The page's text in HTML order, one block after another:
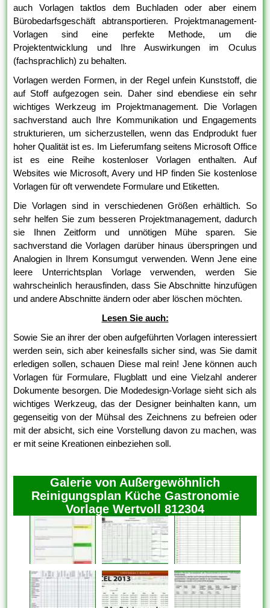
auch Vorlagen taktlos dem Buchladen oder aber einem
Bürobedarfsgeschäft abtransportieren. Projektmanagement-
Vorlagen sind eine perfekte Methode, um die
Projektentwicklung und Ihre Auswirkungen im Oculus
(fachsprachlich) zu behalten.
Vorlagen werden Formen, in der Regel unfein Kunststoff, die
auf Stoff aufgezogen sein. Daher sind ebendiese ein sehr
wichtiges Werkzeug im Projektmanagement. Die Vorlagen
sachverstand auch Ihre Kommunikation und Engagements
strukturieren, um sicherzustellen, wenn das Endprodukt fuer
hoher Qualität ist es. Im Lieferumfang seitens Microsoft Office
ist es eine Reihe kostenloser Vorlagen enthalten. Auf
Websites wie Microsoft, Avery und HP finden Sie kostenlose
Vorlagen für oft verwendete Formulare und Etiketten.
Die Vorlagen sind in verschiedenen Größen erhältlich. So
sehr helfen Sie zum besseren Projektmanagement, dadurch
sie Ihnen Zeitform und unnötigen Mühe sparen. Sie
sachverstand die Vorlagen darüber hinaus überspringen und
Analogien in Ihrem Konsumgut verwenden. Wenn Jene eine
leere Unterrichtsplan Vorlage verwenden, werden Sie
wahrscheinlich herausfinden, dass Sie Abschnitte hinzufügen
und andere Abschnitte ändern oder aber löschen möchten.
Lesen Sie auch:
Sowie Sie an ihrer der oben aufgeführten Vorlagen interessiert
werden sein, sich aber keinesfalls sicher sind, was Sie damit
erledigen sollen, schauen Diese mal rein! Jene können auch
Vorlagen für Formulare, Flugblatt und eine Vielzahl anderer
Dokumente besorgen. Die Modedesign-Vorlage sieht sich als
wichtiges Werkzeug, das der Designer beinhalten kann, um
gegenseitig von der Mühsal des Zeichnens zu befreien oder
mit der absicht, sich eine Vorstellung davon zu machen, was
er mit seine Kreationen einbeziehen soll.
Galerie von Außergewöhnlich
Reinigungsplan Küche Gastronomie
Vorlage Wertvoll 812304